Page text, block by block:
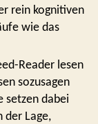
rein kognitiven
wie das
Reader lesen
sozusagen
setzen dabei
der Lage,